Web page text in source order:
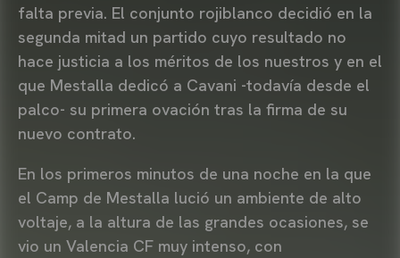
falta previa. El conjunto rojiblanco decidió en la
segunda mitad un partido cuyo resultado no
hace justicia a los méritos de los nuestros y en el
que Mestalla dedicó a Cavani -todavía desde el
palco- su primera ovación tras la firma de su
nuevo contrato.
En los primeros minutos de una noche en la que
el Camp de Mestalla lució un ambiente de alto
voltaje, a la altura de las grandes ocasiones, se
vio un Valencia CF muy intenso, con